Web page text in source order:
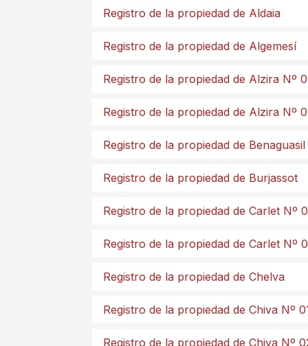
Registro de la propiedad de Aldaia
Registro de la propiedad de Algemesí
Registro de la propiedad de Alzira Nº
Registro de la propiedad de Alzira Nº
Registro de la propiedad de Benaguasil
Registro de la propiedad de Burjassot
Registro de la propiedad de Carlet Nº
Registro de la propiedad de Carlet Nº
Registro de la propiedad de Chelva
Registro de la propiedad de Chiva Nº
Registro de la propiedad de Chiva Nº